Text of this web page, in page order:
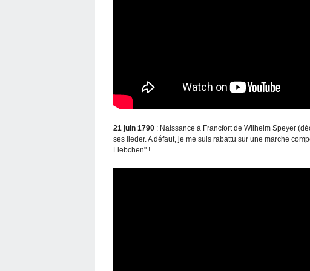
21 juin 1790 : Naissance à Francfort de Wilhelm Speyer
ses lieder. A défaut, je me suis rabattu sur une marche
Liebchen" !